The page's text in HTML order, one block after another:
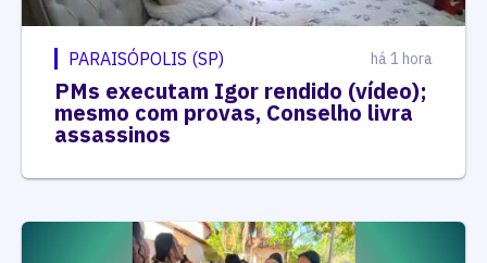
PARAISÓPOLIS (SP) há 1 hora
PMs executam Igor rendido (vídeo);
mesmo com provas, Conselho livra
assassinos